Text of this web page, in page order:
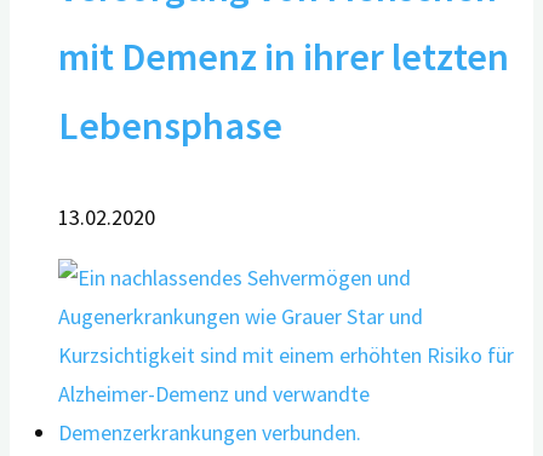
mit Demenz in ihrer letzten
Lebensphase
13.02.2020